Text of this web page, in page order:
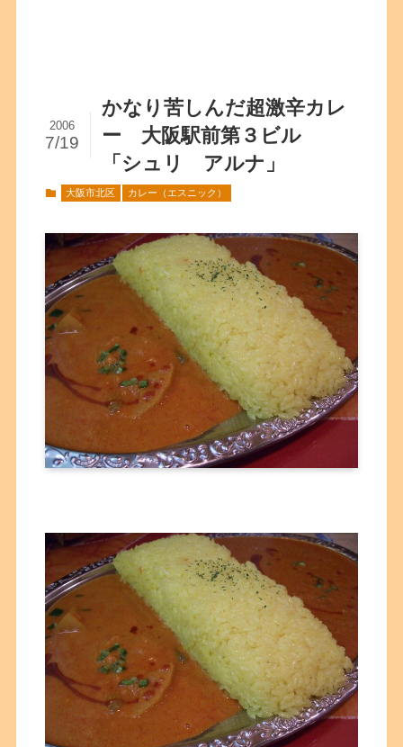
かなり苦しんだ超激辛カレ
ー 大阪駅前第３ビル
「シュリ アルナ」
2006
7/19
大阪市北区 カレー（エスニック）